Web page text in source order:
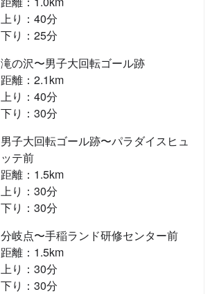
上り：40分
下り：25分
滝の沢〜男子大回転ゴール跡
距離：2.1km
上り：40分
下り：30分
男子大回転ゴール跡〜パラダイスヒュ
ッテ前
距離：1.5km
上り：30分
下り：30分
分岐点〜手稲ランド研修センター前
距離：1.5km
上り：30分
下り：30分